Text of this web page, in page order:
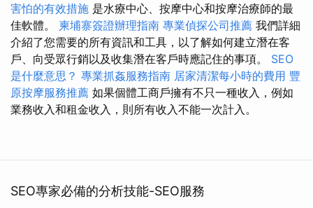
害怕的有效措施 是水療中心、按摩中心和按摩治療師的最
佳軟體。 柬埔寨簽證辦理指南 專業偵探公司推薦 我們詳細
介紹了您需要的所有資訊和工具，以了解如何建立潛在客
戶、向受眾行銷以及收集潛在客戶時應記住的事項。 SEO
是什麼意思？ 專業抓姦服務指南 居家清潔每小時的費用 豐
原按摩服務推薦 如果個體工商戶擁有不只一種收入，例如
業務收入和租金收入，則所有收入不能一次計入。
SEO專家必備的分析技能-SEO服務